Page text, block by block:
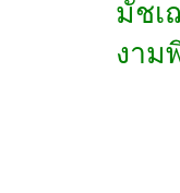
มัชเ
งาม